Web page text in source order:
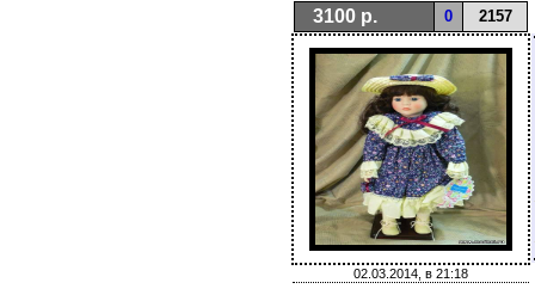
3100 р. 0 2157
02.03.2014, в 21:18